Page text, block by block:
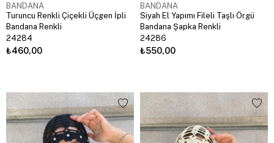
BANDANA
Turuncu Renkli Çiçekli Üçgen İpli
Bandana Renkli
24284
₺460,00
BANDANA
Siyah El Yapımı Fileli Taşlı Örgü
Bandana Şapka Renkli
24286
₺550,00